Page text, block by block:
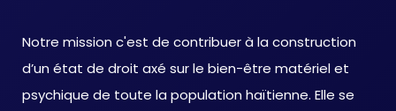
Notre mission c'est de contribuer à la construction
d’un état de droit axé sur le bien-être matériel et
psychique de toute la population haïtienne. Elle se